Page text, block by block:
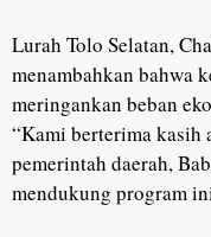
Lurah Tolo Selatan,
menambahkan bahwa
meringankan beban
“Kami berterima kasih
pemerintah daerah,
mendukung program